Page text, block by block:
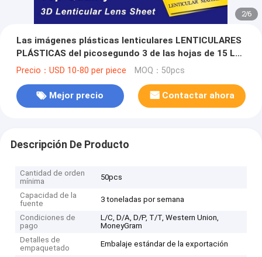
2/6
Las imágenes plásticas lenticulares LENTICULARES
PLÁSTICAS del picosegundo 3 de las hojas de 15 LPI
mueven de un tirón la lente lenticular para la
Precio：USD 10-80 per piece MOQ：50pcs
Mejor precio Contactar ahora
Descripción De Producto
Cantidad de orden
mínima
50pcs
Capacidad de la
fuente
3 toneladas por semana
Condiciones de
pago
L/C, D/A, D/P, T/T, Western Union,
MoneyGram
Detalles de
empaquetado
Embalaje estándar de la exportación